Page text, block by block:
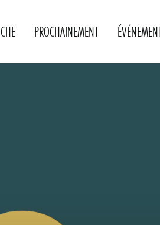
PROCHAINEMENT